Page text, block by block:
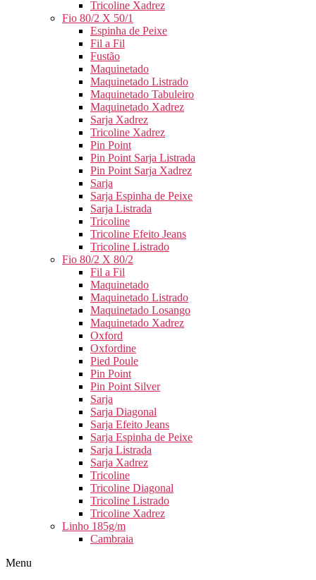
Tricoline Xadrez
Fio 80/2 X 50/1
Espinha de Peixe
Fil a Fil
Fustão
Maquinetado
Maquinetado Listrado
Maquinetado Tabuleiro
Maquinetado Xadrez
Sarja Xadrez
Tricoline Xadrez
Pin Point
Pin Point Sarja Listrada
Pin Point Sarja Xadrez
Sarja
Sarja Espinha de Peixe
Sarja Listrada
Tricoline
Tricoline Efeito Jeans
Tricoline Listrado
Fio 80/2 X 80/2
Fil a Fil
Maquinetado
Maquinetado Listrado
Maquinetado Losango
Maquinetado Xadrez
Oxford
Oxfordine
Pied Poule
Pin Point
Pin Point Silver
Sarja
Sarja Diagonal
Sarja Efeito Jeans
Sarja Espinha de Peixe
Sarja Listrada
Sarja Xadrez
Tricoline
Tricoline Diagonal
Tricoline Listrado
Tricoline Xadrez
Linho 185g/m
Cambraia
Menu